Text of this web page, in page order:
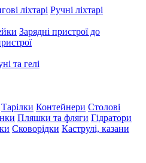
ліхтарі Ручні ліхтарі
Зарядні пристрої до
та гелі
Тарілки Контейнери Столові
Пляшки та фляги Гідратори
Сковорідки Каструлі, казани